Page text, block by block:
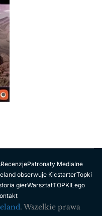
RecenzjePatronaty Medialne
obserwuje KicstarterTopki
gierWarsztatTOPKILego
. Wszelkie prawa